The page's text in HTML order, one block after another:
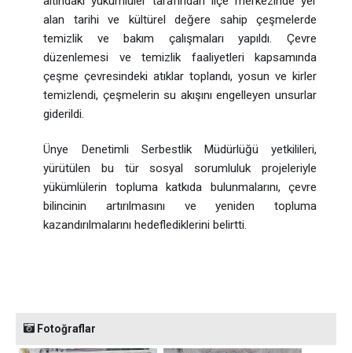
alan tarihi ve kültürel değere sahip çeşmelerde
temizlik ve bakım çalışmaları yapıldı. Çevre
düzenlemesi ve temizlik faaliyetleri kapsamında
çeşme çevresindeki atıklar toplandı, yosun ve kirler
temizlendi, çeşmelerin su akışını engelleyen unsurlar
giderildi.
Ünye Denetimli Serbestlik Müdürlüğü yetkilileri,
yürütülen bu tür sosyal sorumluluk projeleriyle
yükümlülerin topluma katkıda bulunmalarını, çevre
bilincinin artırılmasını ve yeniden topluma
kazandırılmalarını hedeflediklerini belirtti.
Fotoğraflar